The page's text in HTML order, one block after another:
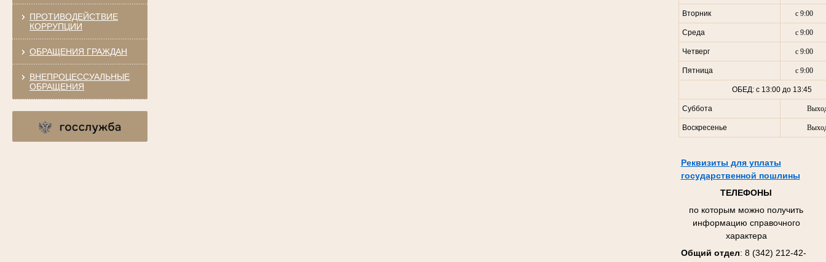
ПРОТИВОДЕЙСТВИЕ
КОРРУПЦИИ
ОБРАЩЕНИЯ ГРАЖДАН
ВНЕПРОЦЕССУАЛЬНЫЕ
ОБРАЩЕНИЯ
Вторник с 9:00
Среда с 9:00
Четверг с 9:00
Пятница с 9:00
ОБЕД: с 13:00 до 13:45
Суббота
Воскресенье
Реквизиты для уплаты
государственной пошлины
ТЕЛЕФОНЫ
по которым можно получить
информацию справочного
характера
Общий отдел: 8 (342) 212-42-